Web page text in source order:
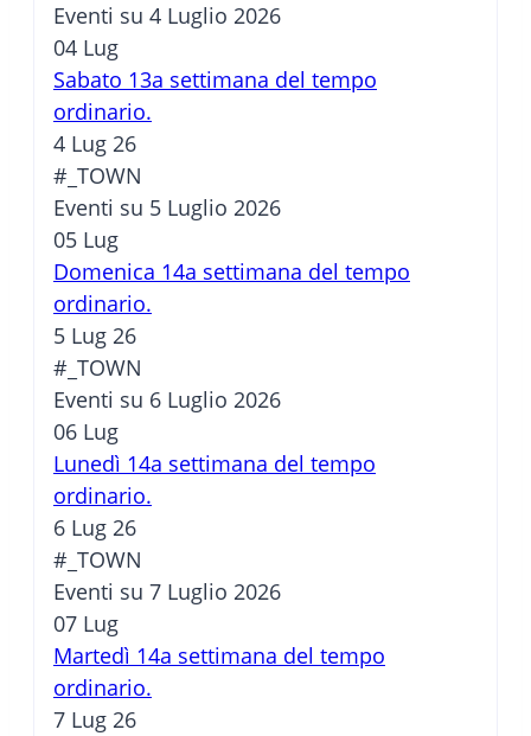
Eventi su 4 Luglio 2026
04 Lug
Sabato 13a settimana del tempo
ordinario.
4 Lug 26
#_TOWN
Eventi su 5 Luglio 2026
05 Lug
Domenica 14a settimana del tempo
ordinario.
5 Lug 26
#_TOWN
Eventi su 6 Luglio 2026
06 Lug
Lunedì 14a settimana del tempo
ordinario.
6 Lug 26
#_TOWN
Eventi su 7 Luglio 2026
07 Lug
Martedì 14a settimana del tempo
ordinario.
7 Lug 26